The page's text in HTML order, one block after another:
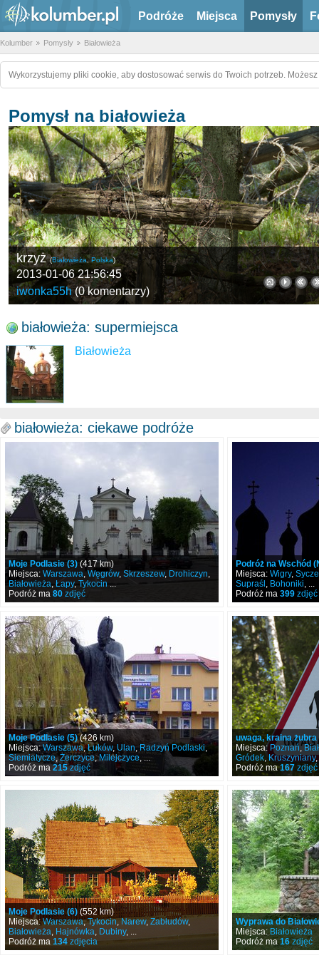
Podróże Miejsca Pomysły
Kolumber Pomysły Białowieża
Wykorzystujemy pliki cookie, aby dostosować serwis do Twoich potrzeb.
Pomysł na białowieża
krzyż (Białowieża,Polska)
2013-01-06 21:56:45
iwonka55h(0 komentarzy)
białowieża: supermiejsca
Białowieża
białowieża: ciekawe podróże
Moje Podlasie (3) (417 km)
Miejsca: Warszawa, Węgrów, Skrzeszew, Drohiczyn,
Białowieża, Łapy, Tykocin ...
Podróż ma 80 zdjęć
Podróż na Wschód
Miejsca: Wigry, Sycze
Supraśl , Bohoniki, ...
Podróż ma 399 zdjęć
Moje Podlasie (5)(426 km)
Miejsca:Warszawa,Łuków, Ulan,Radzyń Podlaski,
Siemiatycze,Żerczyce,Milejczyce, ...
Podróż ma 215zdjęć
uwaga, kraina żubra
Miejsca: Poznań,
Gródek,Kruszyniany,
Podróż ma167 zdjęć
Moje Podlasie (6)(552 km)
Miejsca:Warszawa,Tykocin, Narew, Zabłudów,
Białowieża, Hajnówka, Dubiny, ...
Podróż ma 134 zdjęcia
Wyprawa do
Miejsca: Białowieża
Podróż ma16 zdjęć